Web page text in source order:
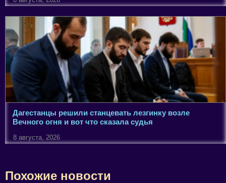
Дагестанцы решили станцевать лезгинку возле
Вечного огня и вот что сказала судья
8 августа, 2026
Похожие новости